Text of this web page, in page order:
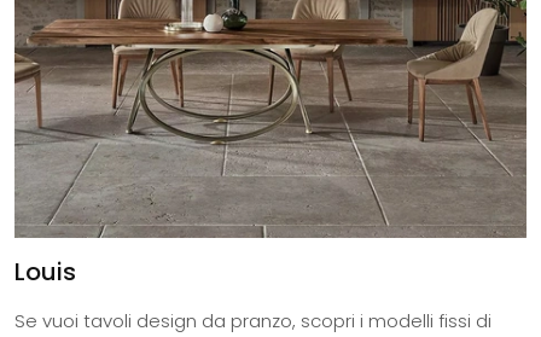
Louis
Se vuoi tavoli design da pranzo, scopri i modelli fissi di